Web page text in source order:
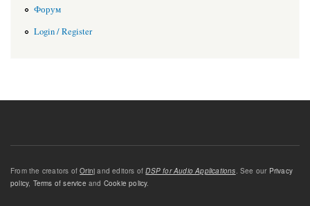
Форум
Login / Register
From the creators ofOrinj and editors ofDSP for Audio Applications. See our Privacy
policy, Terms of service and Cookie policy.